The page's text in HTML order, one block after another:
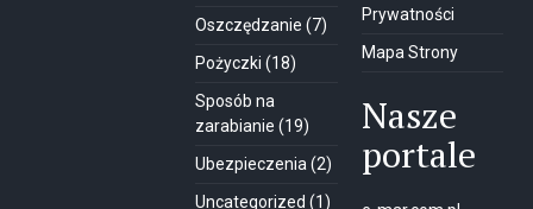
Oszczędzanie (7)
Pożyczki (18)
Sposób na
zarabianie (19)
Ubezpieczenia (2)
Uncategorized (1)
Prywatności
Mapa Strony
Nasze
portale